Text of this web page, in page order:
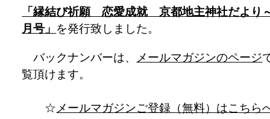
「縁結び祈願 恋愛成就 京都地主神社だより
月号」 を発行致しました。
バックナンバーは、 メールマガジンのページ
覧頂けます。
☆ メールマガジンご登録（無料）はこちら